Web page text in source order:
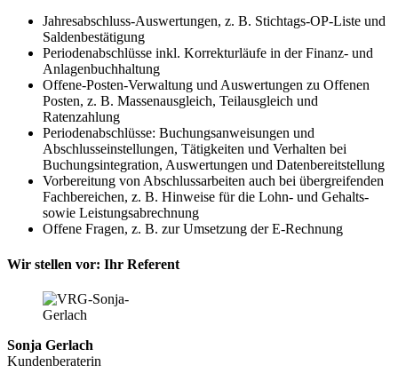
Jahresabschluss-Auswertungen, z. B. Stichtags-OP-Liste und
Saldenbestätigung
Periodenabschlüsse inkl. Korrekturläufe in der Finanz- und
Anlagenbuchhaltung
Offene-Posten-Verwaltung und Auswertungen zu Offenen
Posten, z. B. Massenausgleich, Teilausgleich und
Ratenzahlung
Periodenabschlüsse: Buchungsanweisungen und
Abschlusseinstellungen, Tätigkeiten und Verhalten bei
Buchungsintegration, Auswertungen und Datenbereitstellung
Vorbereitung von Abschlussarbeiten auch bei übergreifenden
Fachbereichen, z. B. Hinweise für die Lohn- und Gehalts-
sowie Leistungsabrechnung
Offene Fragen, z. B. zur Umsetzung der E-Rechnung
Wir stellen vor: Ihr Referent
Sonja Gerlach
Kundenberaterin